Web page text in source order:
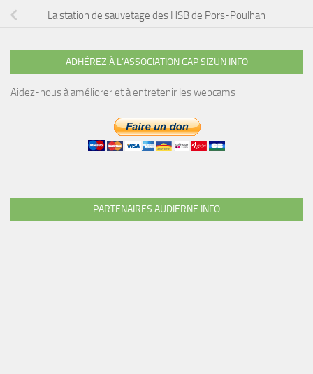
La station de sauvetage des HSB de Pors-Poulhan
ADHÉREZ À L’ASSOCIATION CAP SIZUN INFO
Aidez-nous à améliorer et à entretenir les webcams
PARTENAIRES AUDIERNE.INFO